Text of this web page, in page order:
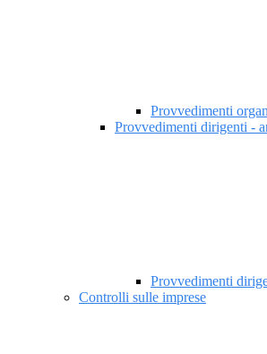
Provvedimenti
Provvedimenti dirigenti -
Provvedimenti
Controlli sulle imprese